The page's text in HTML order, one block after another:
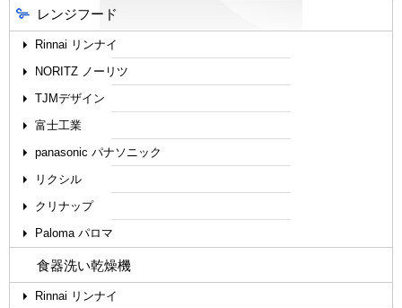
レンジフード
Rinnai リンナイ
NORITZ ノーリツ
TJMデザイン
富士工業
panasonic パナソニック
リクシル
クリナップ
Paloma パロマ
食器洗い乾燥機
Rinnai リンナイ